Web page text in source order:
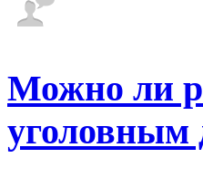
Можно ли
уголовным